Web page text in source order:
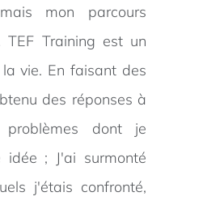
mon parcours
TEF Training est un
vie. En faisant des
des réponses à
problèmes dont je
idée ; J'ai surmonté
j'étais confronté,